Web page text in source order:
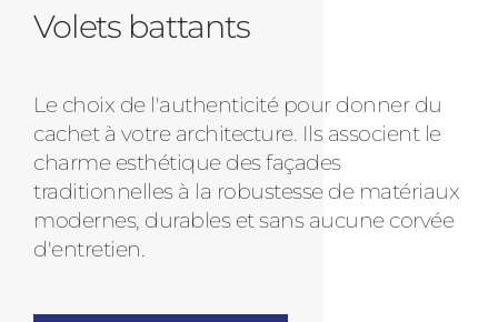
Volets battants
Le choix de l'authenticité pour donner du
cachet à votre architecture. Ils associent le
charme esthétique des façades
traditionnelles à la robustesse de matériaux
modernes, durables et sans aucune corvée
d'entretien.